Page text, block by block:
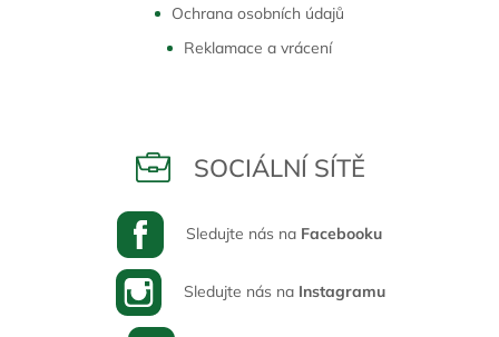
Ochrana osobních údajů
Reklamace a vrácení
SOCIÁLNÍ SÍTĚ
Sledujte nás na Facebooku
Sledujte nás na Instagramu